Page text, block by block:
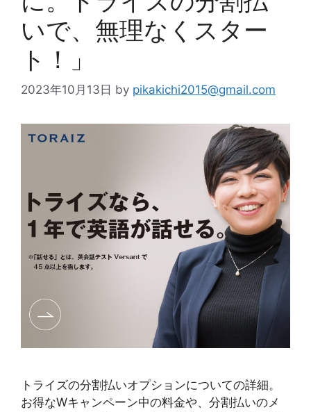
いで、無理なくスター
ト！」
2023年10月13日 by pikakichi2015@gmail.com
トライズの分割払いオプションについての詳細。
お得なWキャンペーン中の料金や、分割払いのメ